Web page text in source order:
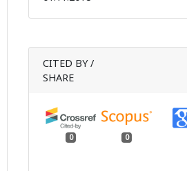
CITED BY /
SHARE
0 0